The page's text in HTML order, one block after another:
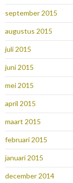
september 2015
augustus 2015
juli 2015
juni 2015
mei 2015
april 2015
maart 2015
februari 2015
januari 2015
december 2014